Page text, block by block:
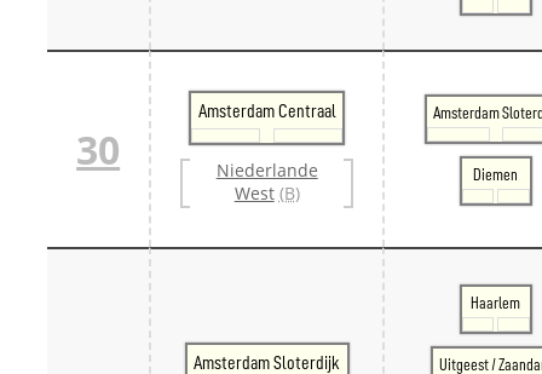
30
Amsterdam Centraal
Niederlande
West (B)
Amsterdam
Diemen
Amsterdam Sloterdijk
Haarlem
Uitgeest /